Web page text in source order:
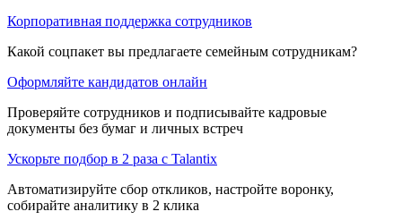
Корпоративная поддержка сотрудников
Какой соцпакет вы предлагаете семейным сотрудникам?
Оформляйте кандидатов онлайн
Проверяйте сотрудников и подписывайте кадровые
документы без бумаг и личных встреч
Ускорьте подбор в 2 раза с Talantix
Автоматизируйте сбор откликов, настройте воронку,
собирайте аналитику в 2 клика